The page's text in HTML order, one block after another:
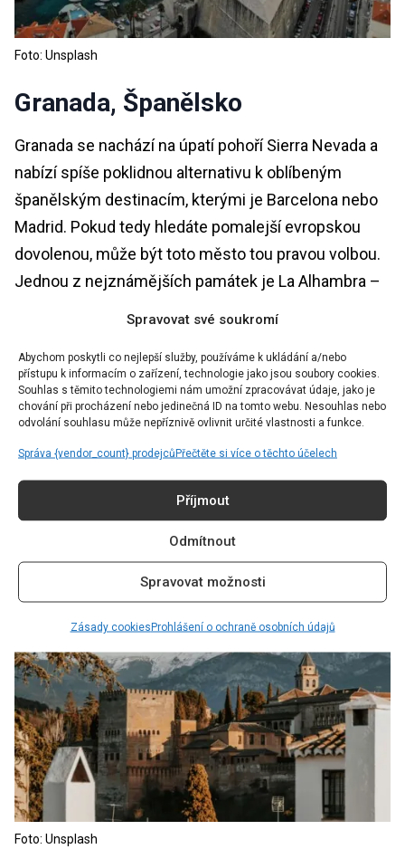
Spravovat své soukromí
Abychom poskytli co nejlepší služby, používáme k ukládání a/nebo
přístupu k informacím o zařízení, technologie jako jsou soubory cookies.
Souhlas s těmito technologiemi nám umožní zpracovávat údaje, jako je
chování při procházení nebo jedinečná ID na tomto webu. Nesouhlas nebo
odvolání souhlasu může nepříznivě ovlivnit určité vlastnosti a funkce.
Správa {vendor_count} prodejcůPřečtěte si více o těchto účelech
Příjmout
Odmítnout
Spravovat možnosti
Zásady cookiesProhlášení o ochraně osobních údajů
Foto: Unsplash
Granada, Španělsko
Granada se nachází na úpatí pohoří Sierra Nevada a
nabízí spíše poklidnou alternativu k oblíbeným
španělským destinacím, kterými je Barcelona nebo
Madrid. Pokud tedy hledáte pomalejší evropskou
dovolenou, může být toto město tou pravou volbou.
Jednou z nejznámějších památek je La Alhambra –
nezapomeňte rezervovat vstupenky s dostatečným
předstihem, protože se jedná o špičkově hodnocené
místo. Jen kousek od La Alhambry se nachází
vyhlídka Mirador de San Nicolás s panoramatickým
los Tristes u řeky a zajděte do jedné z mnoha
restaurací, kde se podávají úžasné tapas.
Foto: Unsplash